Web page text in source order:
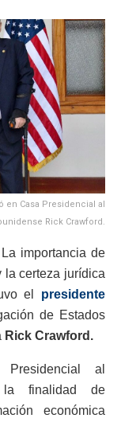
en Casa Presidencial al
Rick Crawford.
importancia de
la certeza jurídica
el presidente
de Estados
Rick Crawford.
al
la finalidad de
económica